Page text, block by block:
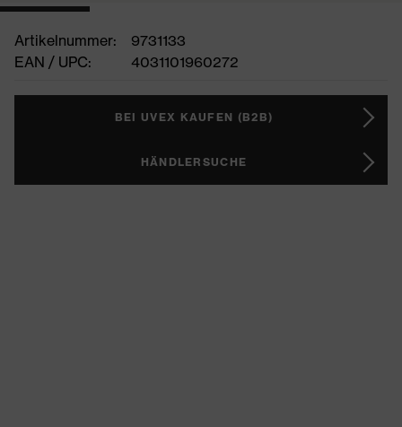
Artikelnummer:
9731133
EAN / UPC:
4031101960272
BEI UVEX KAUFEN (B2B)
HÄNDLERSUCHE